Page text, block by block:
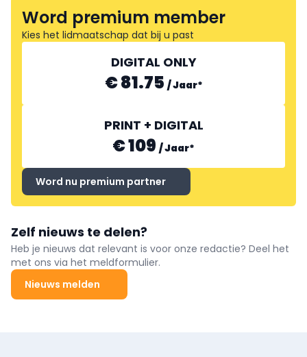
Word premium member
Kies het lidmaatschap dat bij u past
DIGITAL ONLY
€ 81.75 /Jaar*
PRINT + DIGITAL
€ 109 /Jaar*
Word nu premium partner
Zelf nieuws te delen?
Heb je nieuws dat relevant is voor onze redactie? Deel het
met ons via het meldformulier.
Nieuws melden